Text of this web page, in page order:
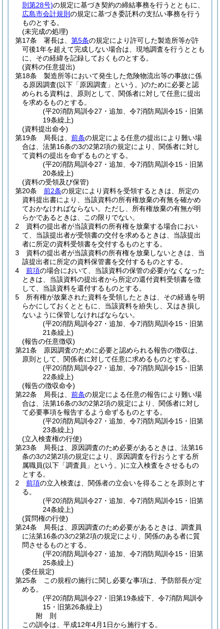
則第28号)の規定に基づき契約の締結事務を行うとともに、
広島市会計規則 の規定に基づき委託料の支払い事務を行う
ものとする。
(未完成の処理)
第17条
署長は、 第5条の規定により許可した製造所等が許
可後1年を超えて完成しない場合は、現地調査を行うととも
に、その経緯を記録しておくものとする。
(資料の任意提出)
第18条
製造所等において発生した危険物流出等の事故に係
る原因調査(以下「原因調査」という。)のために必要と認
められる資料は、原則として、関係者に対して任意に提出
を求めるものとする。
(平20消防局訓令27・追加、令7消防局訓令15・旧第
19条繰上)
(資料提出命令)
第19条
局長は、 前条の規定による任意の提出により難い場
合は、法第16条の3の2第2項の規定により、関係者に対し
て資料の提出を命ずるものとする。
(平20消防局訓令27・追加、令7消防局訓令15・旧第
20条繰上)
(資料の受領及び保管)
第20条
前2条の規定により資料を受領するときは、所定の
資料提出書により、当該資料の所有権放棄の有無を確かめ
ておかなければならない。 ただし、所有権放棄の有無が明
らかであるときは、この限りでない。
2
資料の提出者が当該資料の所有権を放棄する場合におい
て、当該提出者が受領書の交付を求めるときは、当該提出
者に所定の資料受領書を交付するものとする。
3
資料の提出者が当該資料の所有権を放棄しないときは、当
該提出者に所定の資料保管書を交付するものとする。
4
前項の場合において、当該資料の保管の必要がなくなった
ときは、当該資料の提出者から所定の還付資料受領書を徴
して、当該資料を還付するものとする。
5
所有権が放棄された資料を受領したときは、その経過を明
らかにしておくとともに、当該資料を紛失し、又はき損し
ないように保管しなければならない。
(平20消防局訓令27・追加、令7消防局訓令15・旧第
21条繰上)
(報告の任意徴収)
第21条
原因調査のために必要と認められる報告の徴収は、
原則として、関係者に対して任意に求めるものとする。
(平20消防局訓令27・追加、令7消防局訓令15・旧第
22条繰上)
(報告の徴収命令)
第22条
局長は、 前条の規定による任意の報告により難い場
合は、法第16条の3の2第2項の規定により、関係者に対し
て必要事項を報告するよう命ずるものとする。
(平20消防局訓令27・追加、令7消防局訓令15・旧第
23条繰上)
(立入検査権の行使)
第23条
局長は、原因調査のため必要があるときは、法第16
条の3の2第2項の規定により、原因調査を行おうとする所
属職員(以下「調査員」という。)に立入検査をさせるもの
とする。
2
前項の立入検査は、関係者の立会いを得ることを原則とす
る。
(平20消防局訓令27・追加、令7消防局訓令15・旧第
24条繰上)
(質問権の行使)
第24条
局長は、原因調査のため必要があるときは、調査員
に法第16条の3の2第2項の規定により、関係のある者に質
問させるものとする。
(平20消防局訓令27・追加、令7消防局訓令15・旧第
25条繰上)
(委任規定)
第25条
この規程の施行に関し必要な事項は、予防部長が定
める。
(平20消防局訓令27・旧第19条繰下、令7消防局訓令
15・旧第26条繰上)
附 則
この訓令は、平成12年4月1日から施行する。